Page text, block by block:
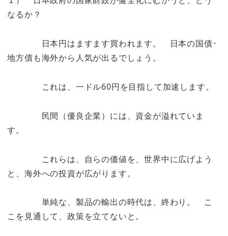
なるか？
日本円はますます買われます。 日本の国債･
地方債も海外から人気が出るでしょう。
これは、一ドル60円を目指して加速します。
民間（優良企業）には、資金が溢れていま
す。
これらは、自らの価値を、世界中に広げよう
と、海外への投資が広がります。
単純な、製品の輸出の時代は、終わり。 こ
こを見通して、政策を立てないと。